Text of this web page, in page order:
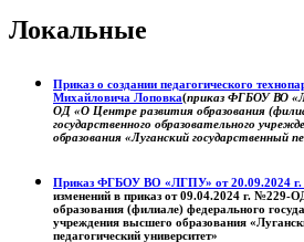
Локальные
Приказ о создании педагогического
Михайловича Лоповка(приказ ФГБОУ ВО
ОД «О Центре развития образования
государственного образовательного
образования «Луганский государственный
Приказ ФГБОУ ВО «ЛГПУ» от 20.09.2024
изменений в приказ от 09.04.2024 г. №229-
образования (филиале) федерального
учреждения высшего образования
педагогический университет»